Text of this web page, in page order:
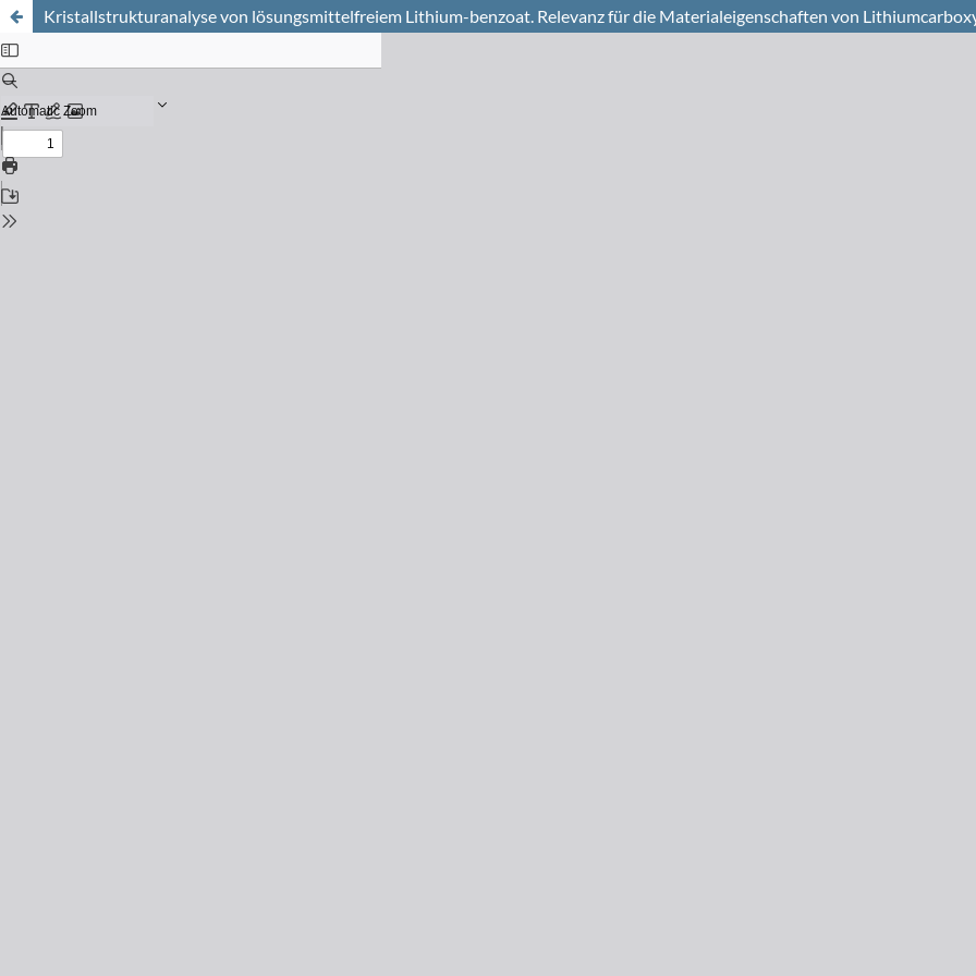
Kristallstrukturanalyse von lösungsmittelfreiem Lithium-benzoat. Relevanz für die Materialeigenschaften von